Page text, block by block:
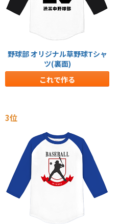
野球部 オリジナル草野球Tシャ
ツ(裏面)
これで作る
3位